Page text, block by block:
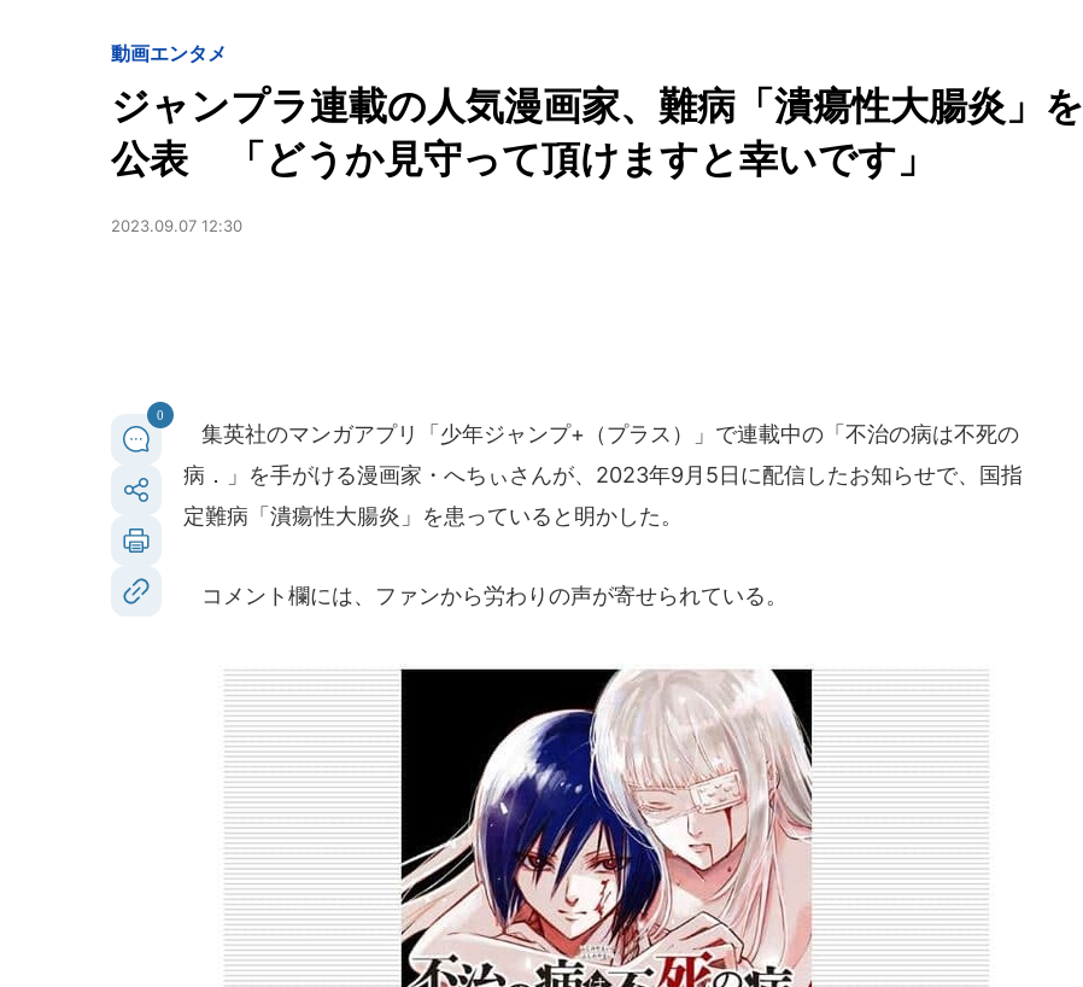
動画エンタメ
ジャンプラ連載の人気漫画家、難病「潰瘍性大腸炎」を
公表 「どうか見守って頂けますと幸いです」
2023.09.07 12:30
0
集英社のマンガアプリ「少年ジャンプ+（プラス）」で連載中の「不治の病は不死の
病．」を手がける漫画家・へちぃさんが、2023年9月5日に配信したお知らせで、国指
定難病「潰瘍性大腸炎」を患っていると明かした。
コメント欄には、ファンから労わりの声が寄せられている。